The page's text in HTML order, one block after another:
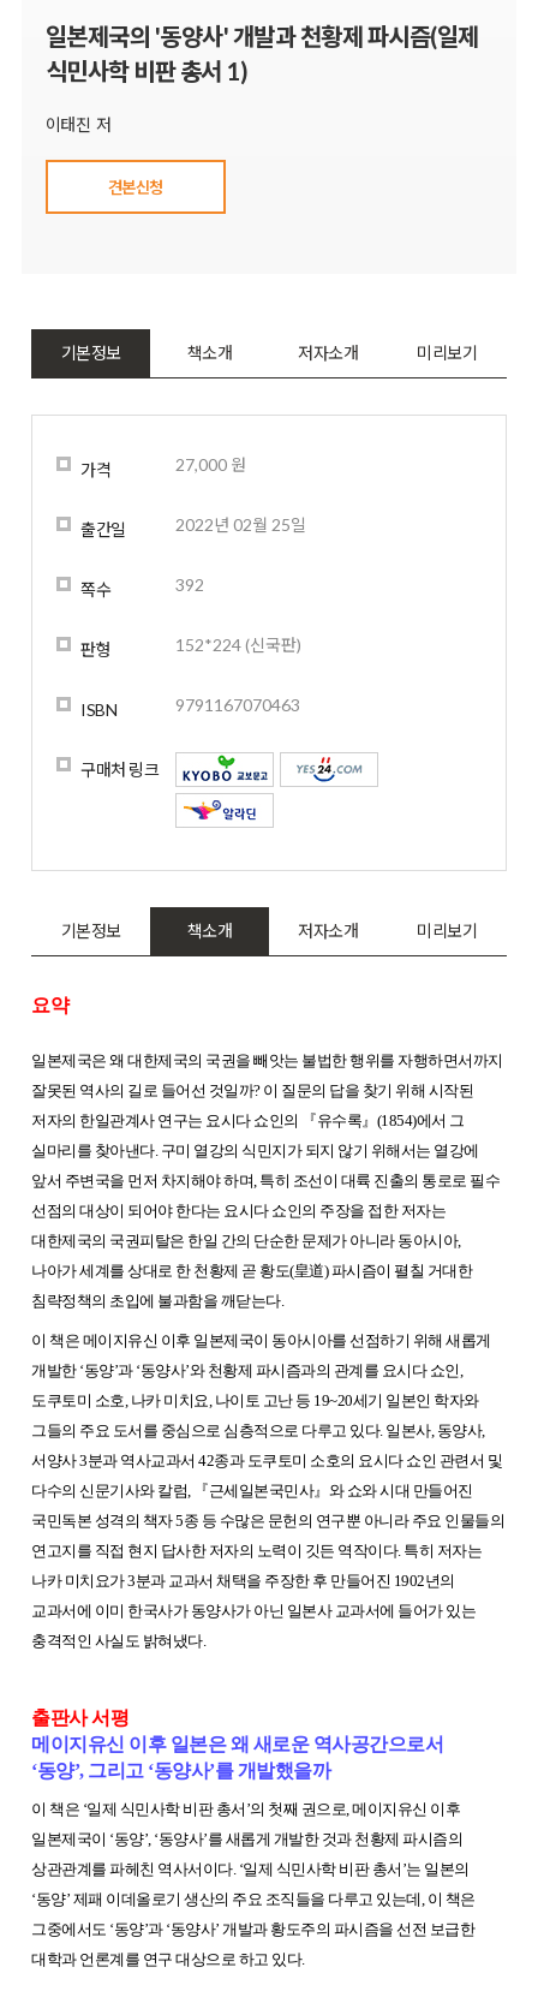
일본제국의 '동양사' 개발과 천황제 파시즘(일제
식민사학 비판 총서 1)
이태진 저
견본신청
기본정보 책소개 저자소개 미리보기
가격 27,000 원
출간일 2022년 02월 25일
쪽수 392
판형 152*224 (신국판)
ISBN 9791167070463
구매처 링크
기본정보 책소개 저자소개 미리보기
요약
일본제국은 왜 대한제국의 국권을 빼앗는 불법한 행위를 자행하면서까지
잘못된 역사의 길로 들어선 것일까? 이 질문의 답을 찾기 위해 시작된
저자의 한일관계사 연구는 요시다 쇼인의
『유수록 』 (1854)에서 그
실마리를 찾아낸다. 구미 열강의 식민지가 되지 않기 위해서는 열강에
앞서 주변국을 먼저 차지해야 하며, 특히 조선이 대륙 진출의 통로로 필수
선점의 대상이 되어야 한다는 요시다 쇼인의 주장을 접한 저자는
대한제국의 국권피탈은 한일 간의 단순한 문제가 아니라 동아시아,
나아가 세계를 상대로 한 천황제 곧 황도(皇道) 파시즘이 펼칠 거대한
침략정책의 초입에 불과함을 깨닫는다.
이 책은 메이지유신 이후 일본제국이 동아시아를 선점하기 위해 새롭게
개발한 ‘동양’과 ‘동양사’와 천황제 파시즘과의 관계를 요시다 쇼인,
도쿠토미 소호, 나카 미치요, 나이토 고난 등 19~20세기 일본인 학자와
그들의 주요 도서를 중심으로 심층적으로 다루고 있다. 일본사, 동양사,
서양사 3분과 역사교과서 42종과 도쿠토미 소호의 요시다 쇼인 관련서 및
다수의 신문기사와 칼럼,
『근세일본국민사』 와 쇼와 시대 만들어진
국민독본 성격의 책자 5종 등 수많은 문헌의 연구뿐 아니라 주요 인물들의
연고지를 직접 현지 답사한 저자의 노력이 깃든 역작이다. 특히 저자는
나카 미치요가 3분과 교과서 채택을 주장한 후 만들어진 1902년의
교과서에 이미 한국사가 동양사가 아닌 일본사 교과서에 들어가 있는
충격적인 사실도 밝혀냈다.
출판사 서평
메이지유신 이후 일본은 왜 새로운 역사공간으로서
‘동양’, 그리고 ‘동양사’를 개발했을까
이 책은 ‘일제 식민사학 비판 총서’의 첫째 권으로, 메이지유신 이후
일본제국이 ‘동양’, ‘동양사’를 새롭게 개발한 것과 천황제 파시즘의
상관관계를 파헤친 역사서이다. ‘일제 식민사학 비판 총서’는 일본의
‘동양’ 제패 이데올로기 생산의 주요 조직들을 다루고 있는데, 이 책은
그중에서도 ‘동양’과 ‘동양사’ 개발과 황도주의 파시즘을 선전 보급한
대학과 언론계를 연구 대상으로 하고 있다.